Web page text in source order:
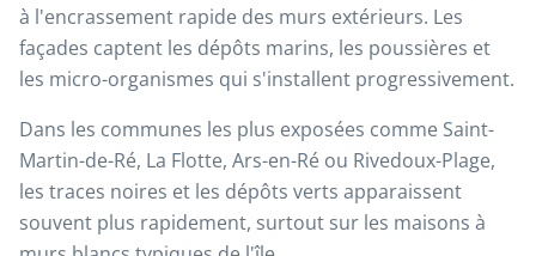
à l'encrassement rapide des murs extérieurs. Les
façades captent les dépôts marins, les poussières et
les micro-organismes qui s'installent progressivement.
Dans les communes les plus exposées comme Saint-
Martin-de-Ré, La Flotte, Ars-en-Ré ou Rivedoux-Plage,
les traces noires et les dépôts verts apparaissent
souvent plus rapidement, surtout sur les maisons à